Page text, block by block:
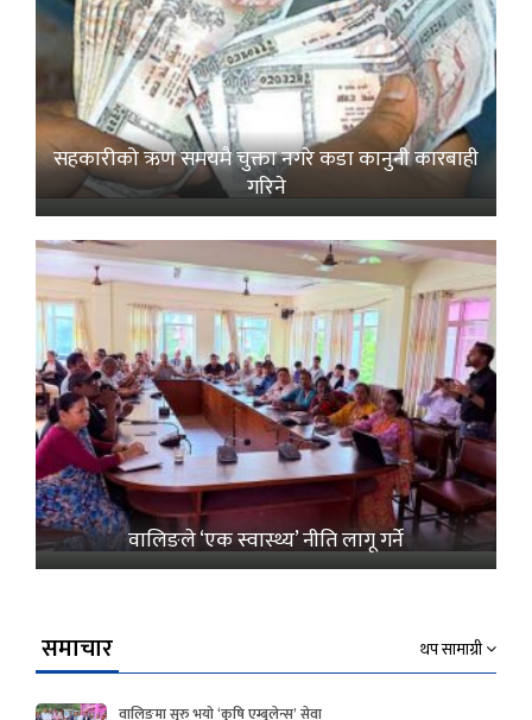
सहकारीको ऋण समयमै चुक्ता नगरे कडा कानुनी कारबाही
गरिने
वालिङले ‘एक स्वास्थ्य’ नीति लागू गर्ने
समाचार थप सामाग्री
वालिङमा सुरु भयो ‘कृषि एम्बुलेन्स’ सेवा